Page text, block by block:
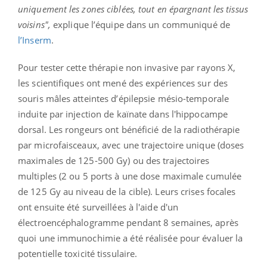
uniquement les zones ciblées, tout en épargnant les tissus
voisins", explique l’équipe dans un communiqué de
l’Inserm.
Pour tester cette thérapie non invasive par rayons X,
les scientifiques ont mené des expériences sur des
souris mâles atteintes d’épilepsie mésio-temporale
induite par injection de kaïnate dans l'hippocampe
dorsal. Les rongeurs ont bénéficié de la radiothérapie
par microfaisceaux, avec une trajectoire unique (doses
maximales de 125-500 Gy) ou des trajectoires
multiples (2 ou 5 ports à une dose maximale cumulée
de 125 Gy au niveau de la cible). Leurs crises focales
ont ensuite été surveillées à l'aide d'un
électroencéphalogramme pendant 8 semaines, après
quoi une immunochimie a été réalisée pour évaluer la
potentielle toxicité tissulaire.